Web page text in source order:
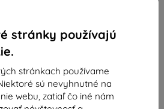
stránky používajú
stránkach používame
sú nevyhnutné na
webu, zatiaľ čo iné nám
2A